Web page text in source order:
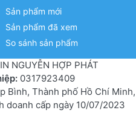
Sản phẩm mới
Sản phẩm đã xem
So sánh sản phẩm
NGUYỄN HỢP PHÁT
0317923409
Bình, Thành phố Hồ Chí
doanh cấp ngày 10/07/2023